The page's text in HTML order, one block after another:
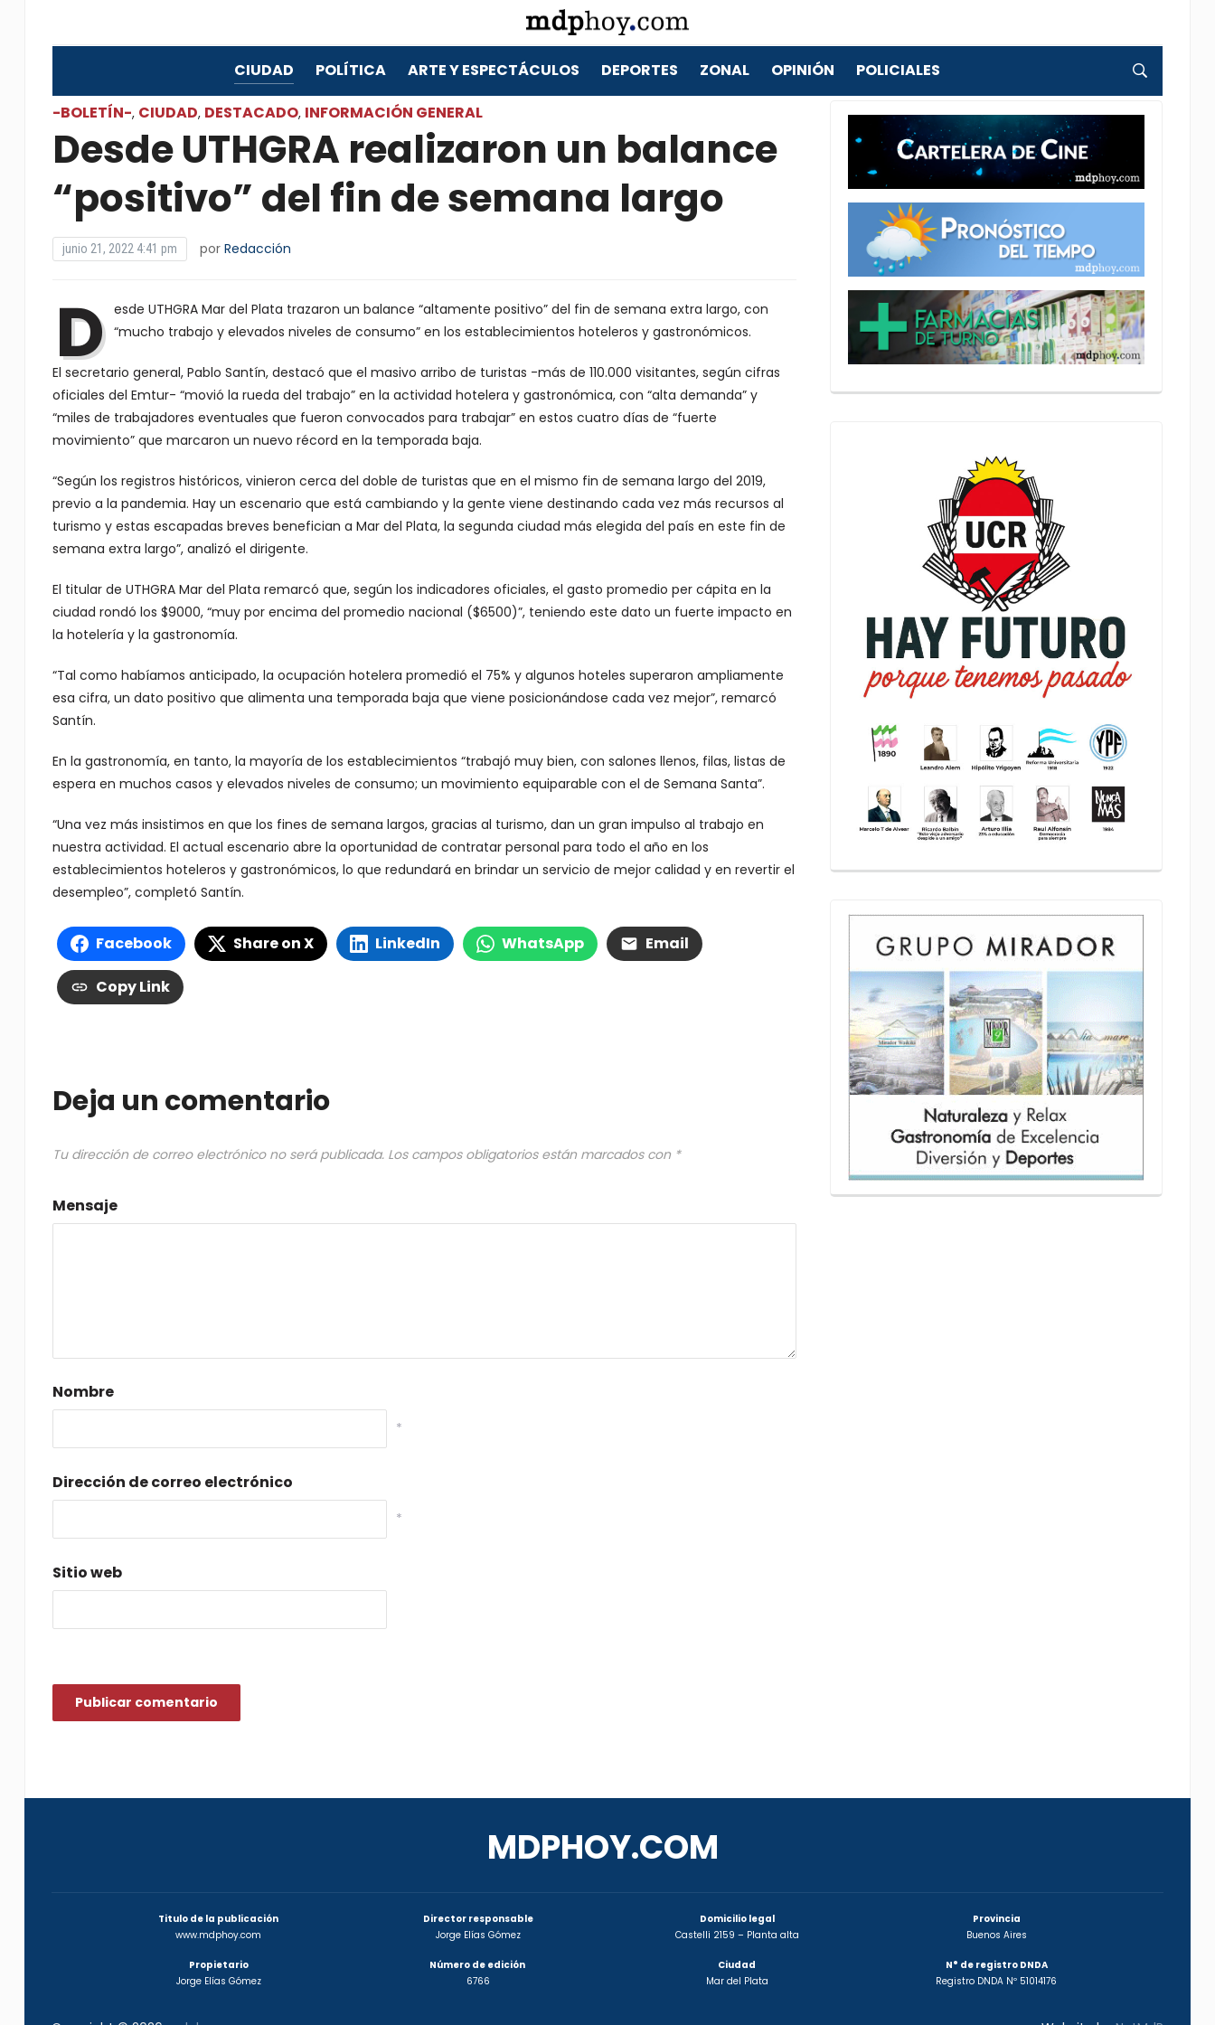
CIUDAD POLÍTICA ARTE Y ESPECTÁCULOS DEPORTES ZONAL OPINIÓN POLICIALES
-BOLETÍN-, CIUDAD, DESTACADO, INFORMACIÓN GENERAL
Desde UTHGRA realizaron un balance
“positivo” del fin de semana largo
junio 21, 2022 4:41 pm por Redacción
D esde UTHGRA Mar del Plata trazaron un balance “altamente positivo” del fin de semana extra largo, con
“mucho trabajo y elevados niveles de consumo” en los establecimientos hoteleros y gastronómicos.
El secretario general, Pablo Santín, destacó que el masivo arribo de turistas -más de 110.000 visitantes, según cifras
oficiales del Emtur- “movió la rueda del trabajo” en la actividad hotelera y gastronómica, con “alta demanda” y
“miles de trabajadores eventuales que fueron convocados para trabajar” en estos cuatro días de “fuerte
movimiento” que marcaron un nuevo récord en la temporada baja.
“Según los registros históricos, vinieron cerca del doble de turistas que en el mismo fin de semana largo del 2019,
previo a la pandemia. Hay un escenario que está cambiando y la gente viene destinando cada vez más recursos al
turismo y estas escapadas breves benefician a Mar del Plata, la segunda ciudad más elegida del país en este fin de
semana extra largo”, analizó el dirigente.
El titular de UTHGRA Mar del Plata remarcó que, según los indicadores oficiales, el gasto promedio per cápita en la
ciudad rondó los $9000, “muy por encima del promedio nacional ($6500)”, teniendo este dato un fuerte impacto en
la hotelería y la gastronomía.
“Tal como habíamos anticipado, la ocupación hotelera promedió el 75% y algunos hoteles superaron ampliamente
esa cifra, un dato positivo que alimenta una temporada baja que viene posicionándose cada vez mejor”, remarcó
Santín.
En la gastronomía, en tanto, la mayoría de los establecimientos “trabajó muy bien, con salones llenos, filas, listas de
espera en muchos casos y elevados niveles de consumo; un movimiento equiparable con el de Semana Santa”.
“Una vez más insistimos en que los fines de semana largos, gracias al turismo, dan un gran impulso al trabajo en
nuestra actividad. El actual escenario abre la oportunidad de contratar personal para todo el año en los
establecimientos hoteleros y gastronómicos, lo que redundará en brindar un servicio de mejor calidad y en revertir el
desempleo”, completó Santín.
Facebook Share on X LinkedIn WhatsApp Email
Copy Link
Deja un comentario
Tu dirección de correo electrónico no será publicada. Los campos obligatorios están marcados con *
Mensaje
Nombre
*
Dirección de correo electrónico
*
Sitio web
MDPHOY.COM
Titulo de la publicación
www.mdphoy.com
Propietario
Jorge Elías Gómez
Director responsable
Jorge Elías Gómez
Número de edición
6766
Domicilio legal
Castelli 2159 – Planta alta
Ciudad
Mar del Plata
Provincia
Buenos Aires
N° de registro DNDA
Registro DNDA Nº 51014176